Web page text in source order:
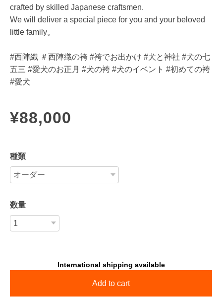
crafted by skilled Japanese craftsmen.
We will deliver a special piece for you and your beloved
little family。
#西陣織 ＃西陣織の袴 #袴でお出かけ #犬と神社 #犬の七
五三 #愛犬のお正月 #犬の袴 #犬のイベント #初めての袴
#愛犬
¥88,000
種類
数量
International shipping available
Add to cart